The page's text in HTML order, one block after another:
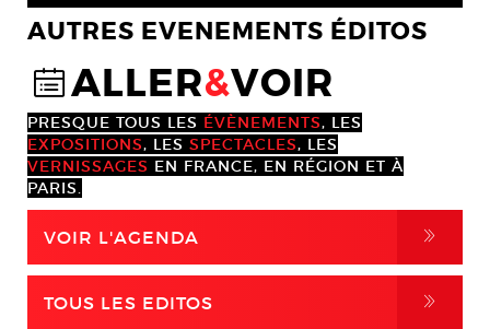
AUTRES EVENEMENTS ÉDITOS
@ALLER&VOIR
PRESQUE TOUS LES ÉVÈNEMENTS, LES
EXPOSITIONS, LES SPECTACLES, LES
VERNISSAGES EN FRANCE, EN RÉGION ET À
PARIS.
VOIR L'AGENDA ,
TOUS LES EDITOS ,